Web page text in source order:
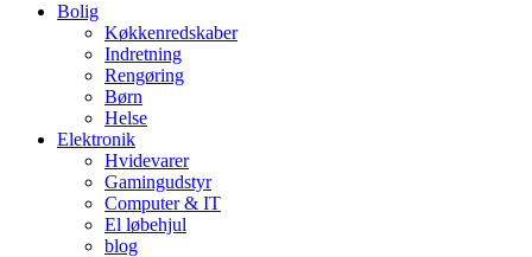
Bolig
Køkkenredskaber
Indretning
Rengøring
Børn
Helse
Elektronik
Hvidevarer
Gamingudstyr
Computer & IT
El løbehjul
blog